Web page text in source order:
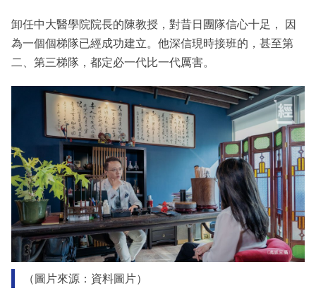
卸任中大醫學院院長的陳教授，對昔日團隊信心十足， 因
為一個個梯隊已經成功建立。他深信現時接班的，甚至第
二、第三梯隊，都定必一代比一代厲害。
（圖片來源：資料圖片）